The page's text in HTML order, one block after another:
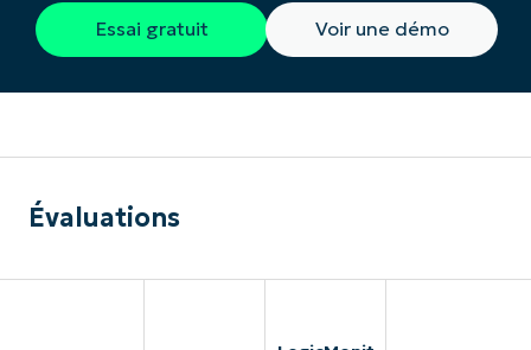
Essai gratuit Voir une démo
Évaluations